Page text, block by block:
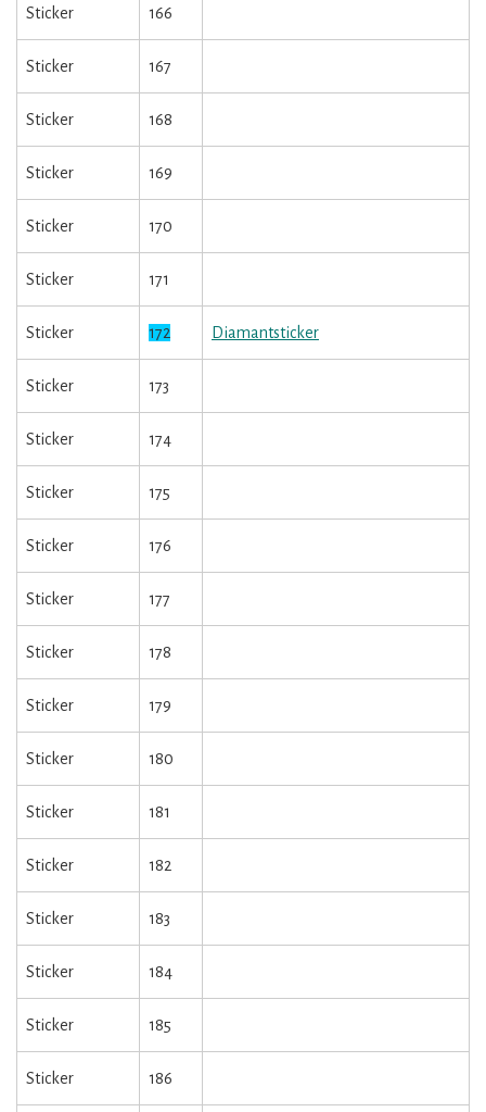
Sticker 166
Sticker 167
Sticker 168
Sticker 169
Sticker 170
Sticker 171
Sticker 172 Diamantsticker
Sticker 173
Sticker 174
Sticker 175
Sticker 176
Sticker 177
Sticker 178
Sticker 179
Sticker 180
Sticker 181
Sticker 182
Sticker 183
Sticker 184
Sticker 185
Sticker 186